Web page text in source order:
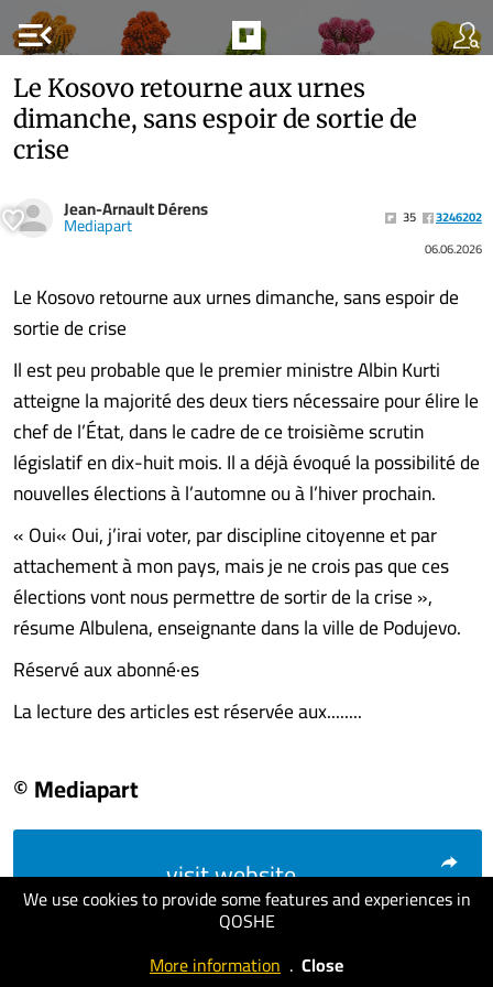
menu_open
We use cookies to provide some features and experiences in
QOSHE
More information . Close
Le Kosovo retourne aux urnes
dimanche, sans espoir de sortie de
crise
Jean-Arnault Dérens
Mediapart 35
3246202
06.06.2026
Le Kosovo retourne aux urnes dimanche, sans espoir de
sortie de crise
Il est peu probable que le premier ministre Albin Kurti
atteigne la majorité des deux tiers nécessaire pour élire le
chef de l’État, dans le cadre de ce troisième scrutin
législatif en dix-huit mois. Il a déjà évoqué la possibilité de
nouvelles élections à l’automne ou à l’hiver prochain.
« Oui« Oui, j’irai voter, par discipline citoyenne et par
attachement à mon pays, mais je ne crois pas que ces
élections vont nous permettre de sortir de la crise »,
résume Albulena, enseignante dans la ville de Podujevo.
Réservé aux abonné·es
La lecture des articles est réservée aux........
© Mediapart
visit website